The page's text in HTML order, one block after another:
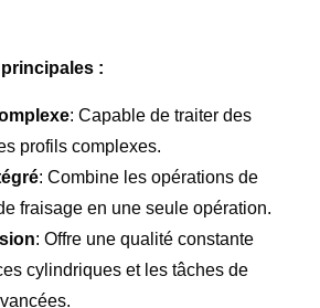
:
: Capable de traiter des
profils complexes.
: Combine les opérations de
fraisage en une seule opération.
: Offre une qualité constante
cylindriques et les tâches de